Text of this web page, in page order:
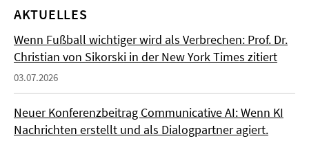
AKTUELLES
Wenn Fußball wichtiger wird als Verbrechen: Prof. Dr.
Christian von Sikorski in der New York Times zitiert
03.07.2026
Neuer Konferenzbeitrag Communicative AI: Wenn KI
Nachrichten erstellt und als Dialogpartner agiert.